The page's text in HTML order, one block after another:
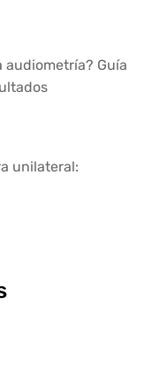
Guía
unilateral: